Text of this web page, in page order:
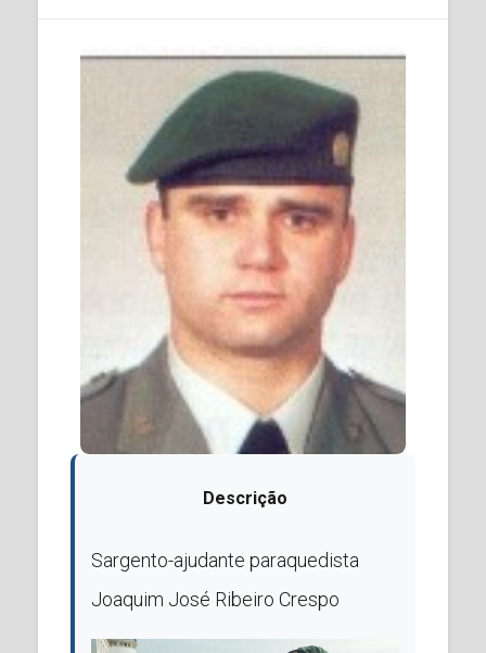
Descrição
Sargento-ajudante paraquedista
Joaquim José Ribeiro Crespo